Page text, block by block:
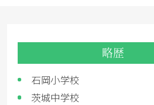
略歴
石岡小学校
茨城中学校